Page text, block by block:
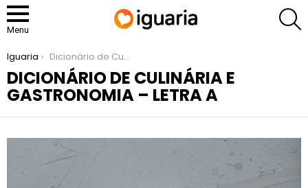
Menu
You are here:
Iguaria Dicionário de Culinária e Gastronomia – Letra A
DICIONÁRIO DE CULINÁRIA E
GASTRONOMIA – LETRA A